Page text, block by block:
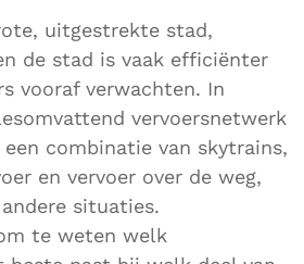
uitgestrekte stad,
de stad is vaak efficiënter
vooraf verwachten. In
vervoersnetwerk
combinatie van skytrains,
en vervoer over de weg,
situaties.
te weten welk